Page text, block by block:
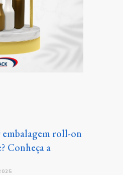
roll-on
Conheça a